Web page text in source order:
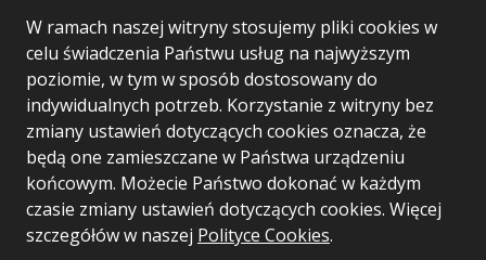
W ramach naszej witryny stosujemy pliki cookies w
celu świadczenia Państwu usług na najwyższym
poziomie, w tym w sposób dostosowany do
indywidualnych potrzeb. Korzystanie z witryny bez
zmiany ustawień dotyczących cookies oznacza, że
będą one zamieszczane w Państwa urządzeniu
końcowym. Możecie Państwo dokonać w każdym
czasie zmiany ustawień dotyczących cookies. Więcej
szczegółów w naszej Polityce Cookies.
Statystyki oglądalności
Ostatnio dodane
Polityka prywatności
Wersja systemu: 5.7.0 [14]